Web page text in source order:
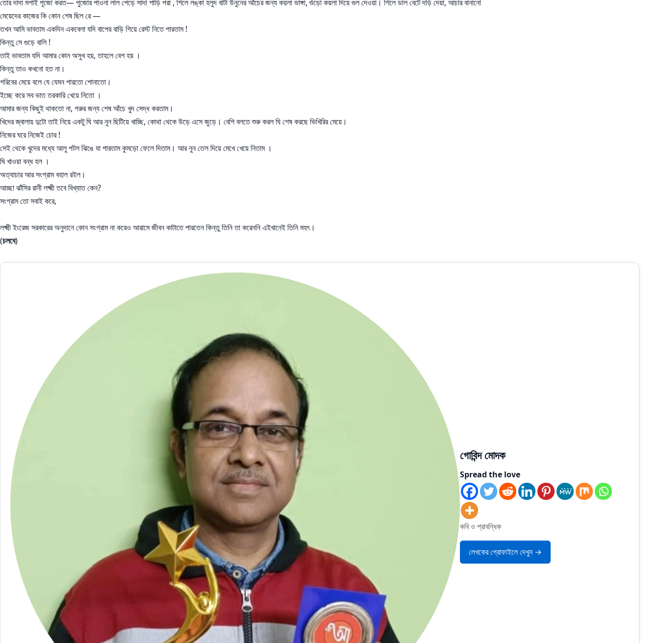
তোর দাদা মশাই পূজো করত— পুজোর পাওনা লাল পেড়ে সাদা শাড়ি পরা , শিলে লঙ্কা হলুদ বাটা উনুনের আঁচের জন্য কয়লা ভাঙ্গা, গুঁড়ো কয়লা দিয়ে গুল দেওয়া। শিলে ডাল বেটে দড়ি দেয়া, আচার বানানো
মেয়েদের কাজের কি কোন শেষ ছিল রে —
তখন আমি ভাবতাম একদিন একবেলা যদি বাপের বাড়ি গিয়ে রেস্ট নিতে পারতাম !
কিন্তু সে গুড়ে বালি !
তাই ভাবতাম যদি আমার কোন অসুখ হয়, তাহলে বেশ হয় ।
কিন্তু তাও কখনো হত না।
গরিবের মেয়ে বলে যে যেমন পারতো শোনাতো।
ইচ্ছে করে সব ভাত তরকারি খেয়ে নিতো ।
আমার জন্য কিছুই থাকতো না, গরুর জন্য শেষ আঁচে খুদ সেদ্ধ করতাম।
খিদের জ্বালায় দুটো তাই নিয়ে একটু ঘি আর নুন ছিটিয়ে খাচ্ছি, কোথা থেকে উড়ে এসে জুড়ে। বেশি বলতে শুরু করল ঘি শেষ করছে ভিখিরির মেয়ে।
নিজের ঘরে নিজেই চোর !
সেই থেকে খুদের মধ্যে আলু পটল ঝিঙে যা পারতাম কুমড়ো ফেলে দিতাম। আর নুন তেল দিয়ে মেখে খেয়ে নিতাম ।
ঘি খাওয়া বন্ধ হল ।
অত্যাচার আর সংগ্রাম বহাল রইল।
আচ্ছা ঝাঁসির রানী লক্ষ্মী তবে বিখ্যাত কেন?
সংগ্রাম তো সবাই করে,
লক্ষ্মী ইংরেজ সরকারের অনুদানে কোন সংগ্রাম না করেও আরামে জীবন কাটাতে পারতেন কিন্তু তিনি তা করেননি এইখানেই তিনি মহৎ।
(চলবে)
গোবিন্দ মোদক
Spread the love
কবি ও প্রাবন্ধিক
লেখকের প্রোফাইলে দেখুন →